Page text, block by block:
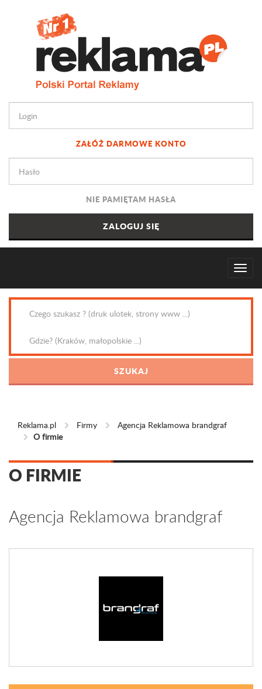
ZAŁÓŻ DARMOWE KONTO
NIE PAMIĘTAM HASŁA
Reklama.pl Firmy
Agencja Reklamowa brandgraf
O firmie
O FIRMIE
Agencja Reklamowa brandgraf